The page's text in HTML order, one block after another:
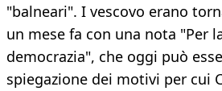
"balneari". I vescovo erano
un mese fa con una nota "Per
democrazia", che oggi può
spiegazione dei motivi per cui